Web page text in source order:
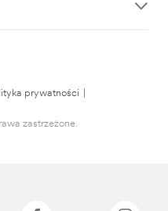
prywatności
zastrzeżone.